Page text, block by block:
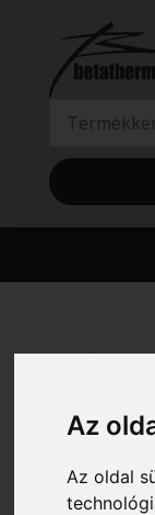
Az
Az oldal
Kezdőlap/
1300